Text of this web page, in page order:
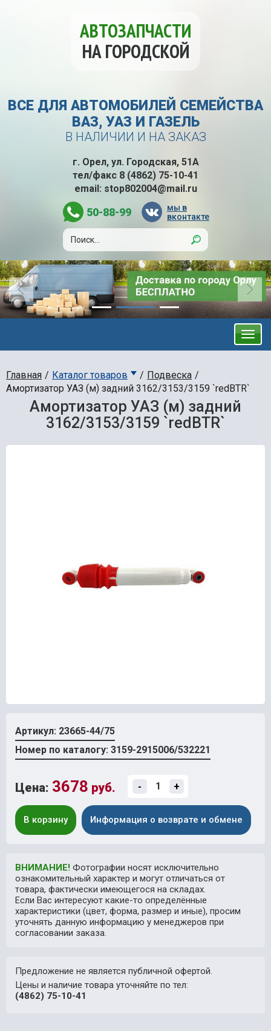
АВТОЗАПЧАСТИ
НА ГОРОДСКОЙ
ВСЕ ДЛЯ АВТОМОБИЛЕЙ СЕМЕЙСТВА
ВАЗ, УАЗ И ГАЗЕЛЬ
В НАЛИЧИИ И НА ЗАКАЗ
г. Орел, ул. Городская, 51А
тел/факс 8 (4862) 75-10-41
email: stop802004@mail.ru
50-88-99
мы в
вконтакте
Главная Каталог товаров
Подвеска
Амортизатор УАЗ (м) задний 3162/3153/3159 `redBTR`
Амортизатор УАЗ (м) задний
3162/3153/3159 `redBTR`
Артикул: 23665-44/75
Номер по каталогу: 3159-2915006/532221
Цена: 3678 руб. - +
В корзину Информация о возврате и обмене
ВНИМАНИЕ! Фотографии носят исключительно
ознакомительный характер и могут отличаться от
товара, фактически имеющегося на складах.
Если Вас интересуют какие-то определённые
характеристики (цвет, форма, размер и иные), просим
уточнять данную информацию у менеджеров при
согласовании заказа.
Предложение не является публичной офертой.
Цены и наличие товара уточняйте по тел:
(4862) 75-10-41